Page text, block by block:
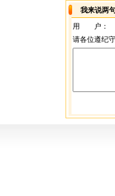
我来说两
用 户：
请各位遵纪